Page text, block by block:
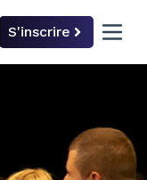
S'inscrire open